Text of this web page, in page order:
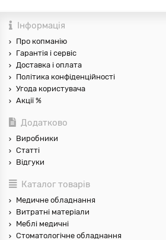
Інформація
Про копманію
Гарантія і сервіс
Доставка і оплата
Політика конфіденційності
Угода користувача
Акції %
Додатково
Виробники
Статті
Відгуки
Каталог товарів
Медичне обладнання
Витратні матеріали
Меблі медичні
Стоматологічне обладнання